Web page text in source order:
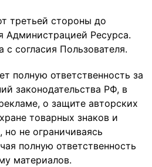
третьей стороны до
Администрацией Ресурса.
с согласия Пользователя.
полную ответственность за
законодательства РФ, в
о защите авторских
товарных знаков и
не ограничиваясь
полную ответственность
материалов.